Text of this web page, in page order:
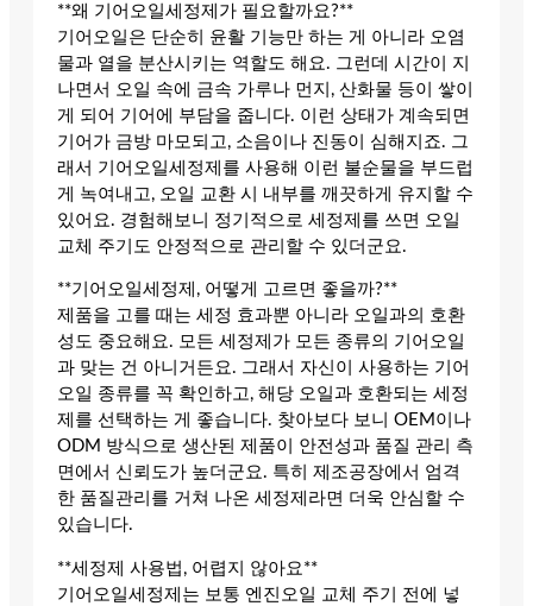
**왜 기어오일세정제가 필요할까요?**
기어오일은 단순히 윤활 기능만 하는 게 아니라 오염
물과 열을 분산시키는 역할도 해요. 그런데 시간이 지
나면서 오일 속에 금속 가루나 먼지, 산화물 등이 쌓이
게 되어 기어에 부담을 줍니다. 이런 상태가 계속되면
기어가 금방 마모되고, 소음이나 진동이 심해지죠. 그
래서 기어오일세정제를 사용해 이런 불순물을 부드럽
게 녹여내고, 오일 교환 시 내부를 깨끗하게 유지할 수
있어요. 경험해보니 정기적으로 세정제를 쓰면 오일
교체 주기도 안정적으로 관리할 수 있더군요.
**기어오일세정제, 어떻게 고르면 좋을까?**
제품을 고를 때는 세정 효과뿐 아니라 오일과의 호환
성도 중요해요. 모든 세정제가 모든 종류의 기어오일
과 맞는 건 아니거든요. 그래서 자신이 사용하는 기어
오일 종류를 꼭 확인하고, 해당 오일과 호환되는 세정
제를 선택하는 게 좋습니다. 찾아보다 보니 OEM이나
ODM 방식으로 생산된 제품이 안전성과 품질 관리 측
면에서 신뢰도가 높더군요. 특히 제조공장에서 엄격
한 품질관리를 거쳐 나온 세정제라면 더욱 안심할 수
있습니다.
**세정제 사용법, 어렵지 않아요**
기어오일세정제는 보통 엔진오일 교체 주기 전에 넣